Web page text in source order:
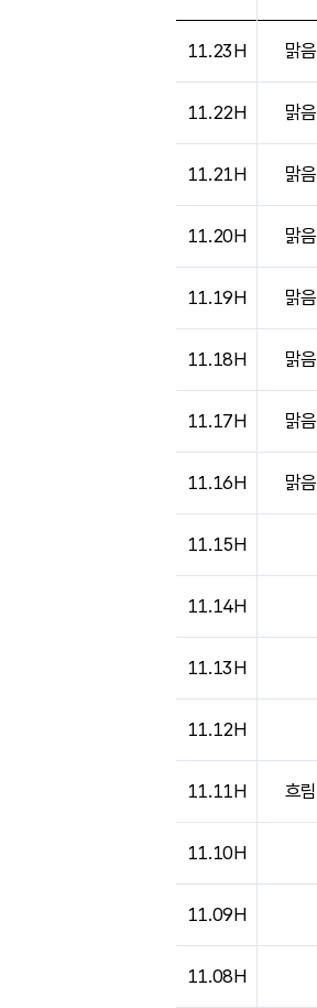
11.23H 맑음
11.22H 맑음
11.21H 맑음
11.20H 맑음
11.19H 맑음
11.18H 맑음
11.17H 맑음
11.16H 맑음
11.15H
11.14H
11.13H
11.12H
11.11H 흐림
11.10H
11.09H
11.08H